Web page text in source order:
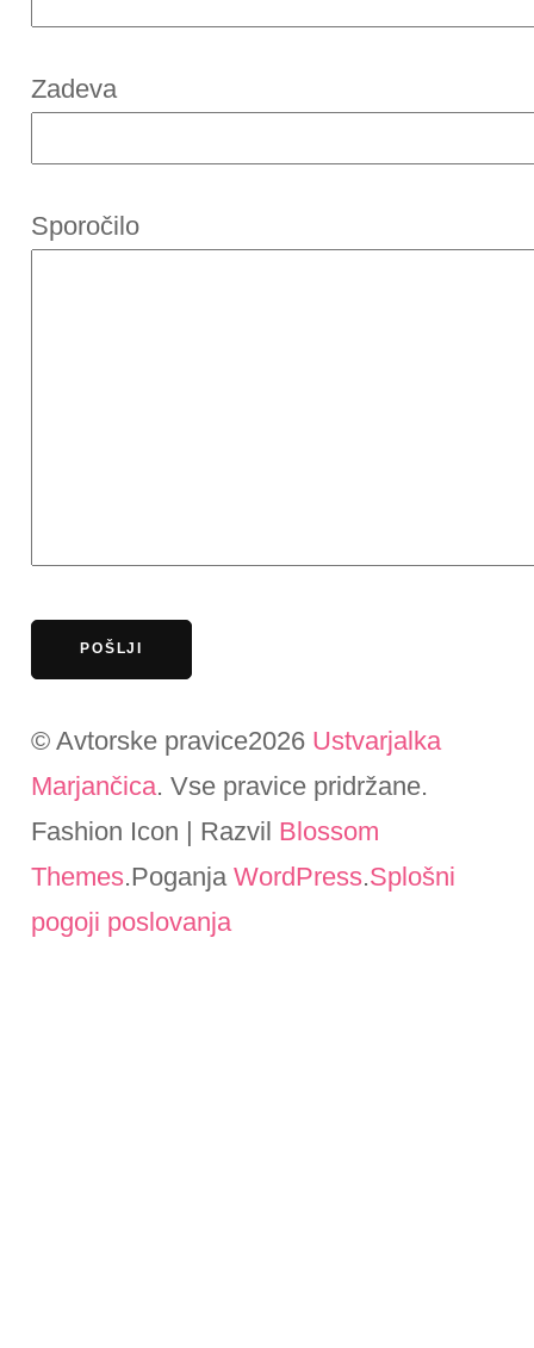
Zadeva
Sporočilo
© Avtorske pravice2026 Ustvarjalka
Marjančica. Vse pravice pridržane.
Fashion Icon | Razvil Blossom
Themes.PoganjaWordPress.Splošni
pogoji poslovanja